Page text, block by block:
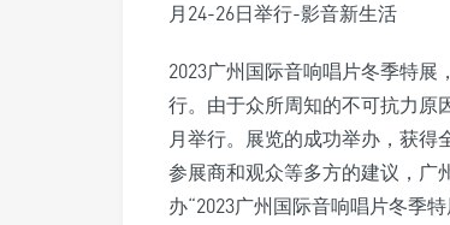
2023广州国际音响唱片冬季特展
行。由于众所周知的不可抗力原
月举行。展览的成功举办，获得
参展商和观众等多方的建议，广
办“2023广州国际音响唱片冬季